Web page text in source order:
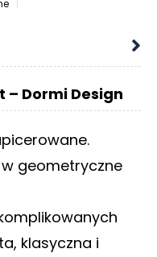
– Dormi Design
geometryczne
klasyczna i